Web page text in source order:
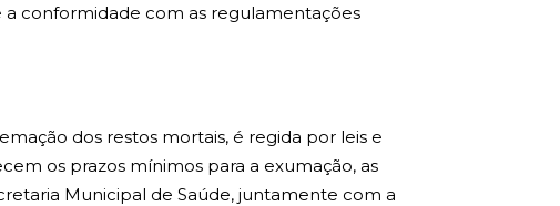
a conformidade com as regulamentações
dos restos mortais, é regida por leis e
os prazos mínimos para a exumação, as
Municipal de Saúde, juntamente com a